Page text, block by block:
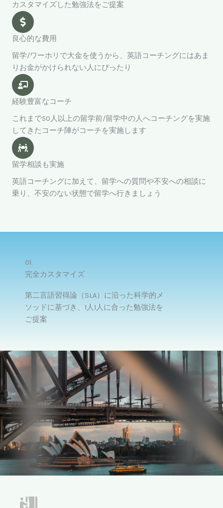
カスタマイズした勉強法をご提案
良心的な費用
留学/ワーホリで大金を使うから、英語コーチングにはあま
りお金がかけられない人にぴったり
経験豊富なコーチ
これまで50人以上の留学前/留学中の人へコーチングを実施
してきたコーチ陣がコーチを実施します
留学相談も実施
英語コーチングに加えて、留学への質問や不安への相談に
乗り、不安のない状態で留学へ行きましょう
01.
完全カスタマイズ
第二言語習得論（SLA）に沿った科学的メ
ソッドに基づき、1人1人に合った勉強法を
ご提案